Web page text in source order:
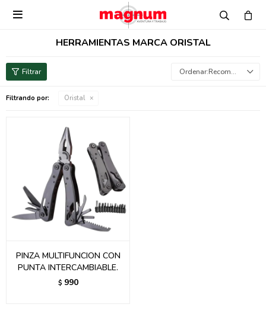

HERRAMIENTAS MARCA ORISTAL
Recomendados
Filtrando por: Oristal
PINZA MULTIFUNCION CON
PUNTA INTERCAMBIABLE.
$ 990